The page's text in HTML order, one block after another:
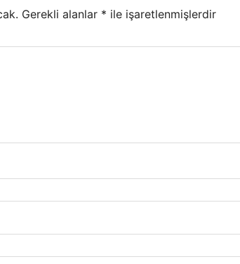
Gerekli alanlar * ile işaretlenmişlerdir